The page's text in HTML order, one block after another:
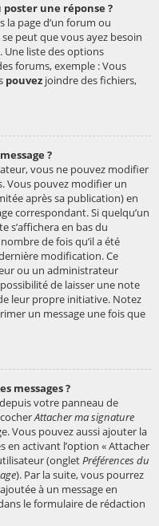
une réponse ?
la page d’un forum ou
peut que vous ayez besoin
Une liste des options
forums, exemple : Vous
pouvez joindre des fichiers,
?
vous ne pouvez modifier
Vous pouvez modifier un
après sa publication) en
correspondant. Si quelqu’un
s’affichera en bas du
de fois qu’il a été
modification. Ce
ou un administrateur
de laisser une note
leur propre initiative. Notez
un message une fois que
messages ?
votre panneau de
cocherAttacher ma signature
Vous pouvez aussi ajouter la
en activant l’option « Attacher
(ongletPréférences du
). Par la suite, vous pourrez
à un message en
le formulaire de rédaction